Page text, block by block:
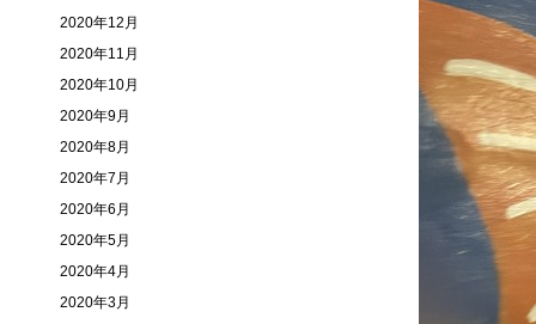
2020年12月
2020年11月
2020年10月
2020年9月
2020年8月
2020年7月
2020年6月
2020年5月
2020年4月
2020年3月